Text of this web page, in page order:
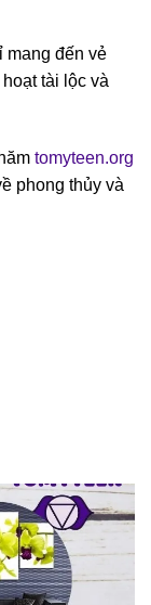
mang đến vẻ
tài lộc và
tomyteen.org
phong thủy và